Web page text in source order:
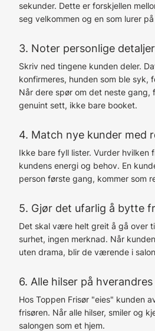
sekunder. Dette er forskjellen
seg velkommen og en som lurer
3. Noter personlige
Skriv ned tingene kunden deler.
konfirmeres, hunden som ble syk,
Når dere spør om det neste gang,
genuint sett, ikke bare booket.
4. Match nye kunder med
Ikke bare fyll lister. Vurder hvilken
kundens energi og behov. En
person første gang, kommer som
5. Gjør det ufarlig å bytte
Det skal være helt greit å gå over
surhet, ingen merknad. Når
uten drama, blir de værende i
6. Alle hilser på
Hos Toppen Frisør "eies" kunden
frisøren. Når alle hilser, smiler og
salongen som et hjem.